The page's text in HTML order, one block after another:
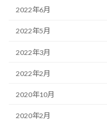
2022年6月
2022年5月
2022年3月
2022年2月
2020年10月
2020年2月